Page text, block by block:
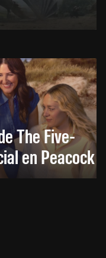
The Five-
en Peacock